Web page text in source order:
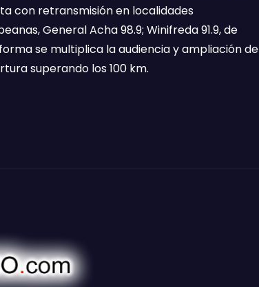
con retransmisión en localidades
General Acha 98.9; Winifreda 91.9, de
se multiplica la audiencia y ampliación de
superando los 100 km.